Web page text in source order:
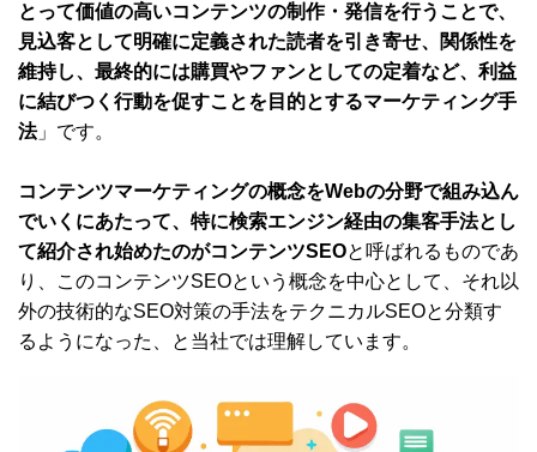
とって価値の高いコンテンツの制作・発信を行うことで、
見込客として明確に定義された読者を引き寄せ、関係性を
維持し、最終的には購買やファンとしての定着など、利益
に結びつく行動を促すことを目的とするマーケティング手
法」です。
コンテンツマーケティングの概念をWebの分野で組み込ん
でいくにあたって、特に検索エンジン経由の集客手法とし
て紹介され始めたのがコンテンツSEOと呼ばれるものであ
り、このコンテンツSEOという概念を中心として、それ以
外の技術的なSEO対策の手法をテクニカルSEOと分類す
るようになった、と当社では理解しています。